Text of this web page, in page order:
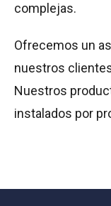
complejas.
Ofrecemos un
nuestros
Nuestros
instalados por